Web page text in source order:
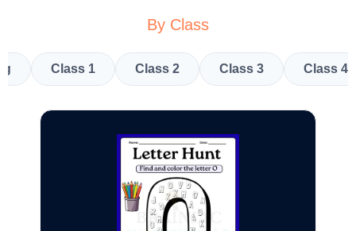
By Class
Class 1 Class 2 Class 3 Class 4